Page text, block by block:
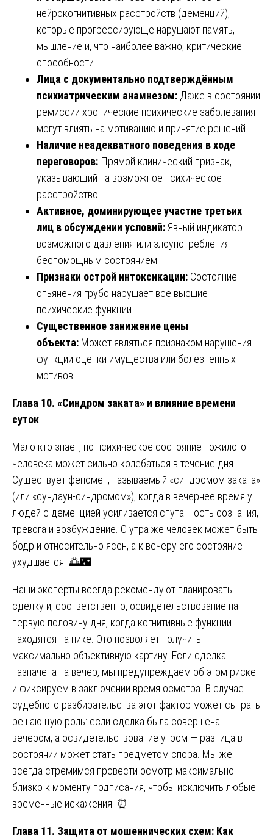
нейрокогнитивных расстройств (деменций),
которые прогрессирующе нарушают память,
мышление и, что наиболее важно, критические
способности.
Лица с документально подтверждённым
психиатрическим анамнезом: Даже в состоянии
ремиссии хронические психические заболевания
могут влиять на мотивацию и принятие решений.
Наличие неадекватного поведения в ходе
переговоров: Прямой клинический признак,
указывающий на возможное психическое
расстройство.
Активное, доминирующее участие третьих
лиц в обсуждении условий: Явный индикатор
возможного давления или злоупотребления
беспомощным состоянием.
Признаки острой интоксикации: Состояние
опьянения грубо нарушает все высшие
психические функции.
Существенное занижение цены
объекта: Может являться признаком нарушения
функции оценки имущества или болезненных
мотивов.
Глава 10. «Синдром заката» и влияние времени
суток
Мало кто знает, но психическое состояние пожилого
человека может сильно колебаться в течение дня.
Существует феномен, называемый «синдромом заката»
(или «сундаун-синдромом»), когда в вечернее время у
людей с деменцией усиливается спутанность сознания,
тревога и возбуждение. С утра же человек может быть
бодр и относительно ясен, а к вечеру его состояние
ухудшается. 🌅🌃
Наши эксперты всегда рекомендуют планировать
сделку и, соответственно, освидетельствование на
первую половину дня, когда когнитивные функции
находятся на пике. Это позволяет получить
максимально объективную картину. Если сделка
назначена на вечер, мы предупреждаем об этом риске
и фиксируем в заключении время осмотра. В случае
судебного разбирательства этот фактор может сыграть
решающую роль: если сделка была совершена
вечером, а освидетельствование утром — разница в
состоянии может стать предметом спора. Мы же
всегда стремимся провести осмотр максимально
близко к моменту подписания, чтобы исключить любые
временные искажения. ⏰
Глава 11. Защита от мошеннических схем: Как